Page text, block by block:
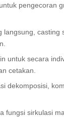
pengecoran
langsung, casting
untuk secara
cetakan.
dekomposisi,
fungsi sirkulasi